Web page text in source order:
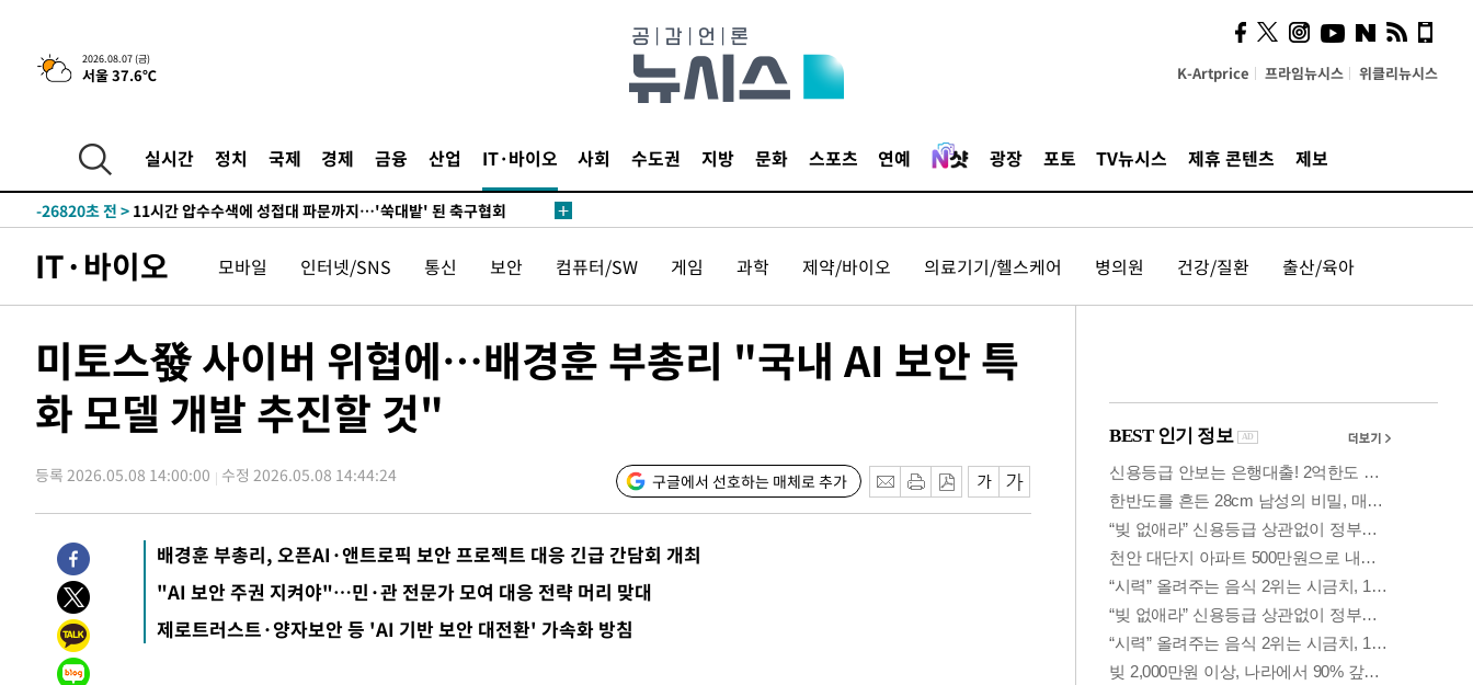
2026.08.07 (금)
서울 37.6℃ K-Artprice 프라임뉴시스 위클리뉴시스
실시간 정치 국제 경제 금융 산업 IT·바이오 사회 수도권 지방 문화 스포츠 연예 광장 포토 TV뉴시스 제휴 콘텐츠 제보
-30997초 전 >[속보]원·달러 환율, 7.7원 내린 1416.1원 마감
-30886초 전 > [속보] 노원서 40.1도 관측…서울, 2018년 이후 첫 40도
-26849초 전 >
외신들도 주목한 韓축구 파문…"국민적 공분에 수사 재개"
-26820초 전 >
-25842초 전 > [속보]규제합리화위원회 부위원장에 김태유 서울대 공대 교수…이
-17525초 전 > [속보] 7월 중국 수출 23.9%↑ 수입 27.5%↑…무역총액
-14685초 전 >[속보]'채상병 순직 책임' 임성근, 항소심도 징역 3년
-11151초 전 >민주 콩고 에볼라환자 4천명 돌파, 4053명 발생 1850명 사망
-10401초 전 >[속보]'300억원대 사기 혐의' 차가원 대표 구속 송치
-9595초 전 > "미 전국적 살모네라 식중독 원인은 멕시코산 할라피뇨"-- CDC
-7989초 전 >[속보]합수본, '투표율 허위 입력' 중앙·서울·경기도 선관위 등 9곳
압수수색
-7744초 전 >[속보]원·달러 환율, 오전 9시 1423.8원
-32097초 전 >
여자배구 이재영·이다영 자매, 아제르바이잔 투란VC 입단
-31350초 전 >
외국인 심판 성 접대 7경기 들여다보니…한국 축구 '5승 2무'
-31084초 전 >
-31037초 전 >
[속보]코스피, 6200선 약보합…0.60% 내린 6258.77에 마쳐
-31017초 전 >
IT·바이오 모바일 인터넷/SNS 통신 보안 컴퓨터/SW 게임 과학 제약/바이오 의료기기/헬스케어 병의원 건강/질환 출산/육아
미토스發 사이버 위협에…배경훈 부총리 "국내 AI 보안 특
화 모델 개발 추진할 것"
등록 2026.05.08 14:00:00 수정 2026.05.08 14:44:24 구글에서 선호하는 매체로 추가
배경훈 부총리, 오픈AI·앤트로픽 보안 프로젝트 대응 긴급 간담회 개최
"AI 보안 주권 지켜야"…민·관 전문가 모여 대응 전략 머리 맞대
제로트러스트·양자보안 등 'AI 기반 보안 대전환' 가속화 방침
시, 스마트폰 액세서리에
NFC 더했다